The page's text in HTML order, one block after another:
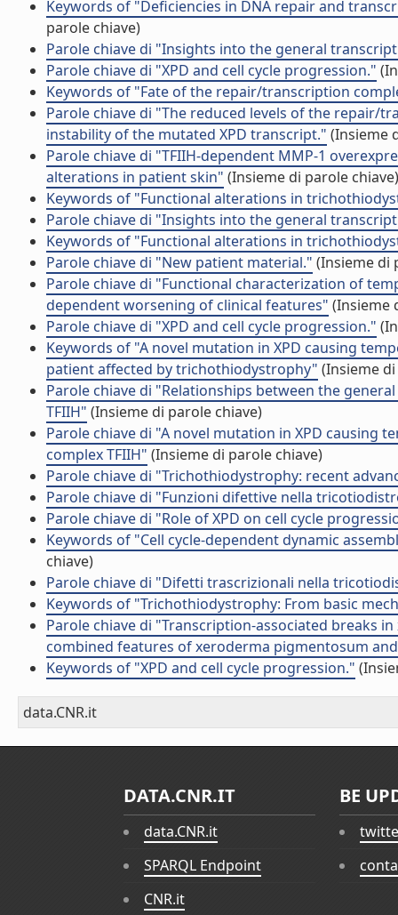
Keywords of "Deficiencies in DNA repair and
parole chiave)
Parole chiave di "Insights into the general
Parole chiave di "XPD and cell cycle progression."
Keywords of "Fate of the repair/transcription
Parole chiave di "The reduced levels of the
instability of the mutated XPD transcript." (Insieme
Parole chiave di "TFIIH-dependent MMP-1
alterations in patient skin" (Insieme di parole chiave)
Keywords of "Functional alterations in
Parole chiave di "Insights into the general
Keywords of "Functional alterations in
Parole chiave di "New patient material." (Insieme di
Parole chiave di "Functional characterization of
dependent worsening of clinical features" (Insieme
Parole chiave di "XPD and cell cycle progression."
Keywords of "A novel mutation in XPD causing
patient affected by trichothiodystrophy" (Insieme
Parole chiave di "Relationships between the
TFIIH" (Insieme di parole chiave)
Parole chiave di "A novel mutation in XPD
complex TFIIH" (Insieme di parole chiave)
Parole chiave di "Trichothiodystrophy: recent
Parole chiave di "Funzioni difettive nella
Parole chiave di "Role of XPD on cell cycle
Keywords of "Cell cycle-dependent dynamic
chiave)
Parole chiave di "Difetti trascrizionali nella
Keywords of "Trichothiodystrophy: From basic
Parole chiave di "Transcription-associated breaks
combined features of xeroderma pigmentosum
Keywords of "XPD and cell cycle progression."
data.CNR.it
DATA.CNR.IT
data.CNR.it
SPARQL Endpoint
CNR.it
BE